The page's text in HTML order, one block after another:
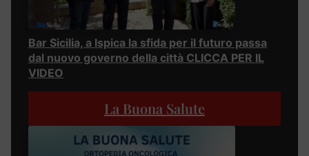
Bar Sicilia, a Ispica la sfida per il futuro passa
dal nuovo governo della città CLICCA PER IL
VIDEO
La Buona Salute